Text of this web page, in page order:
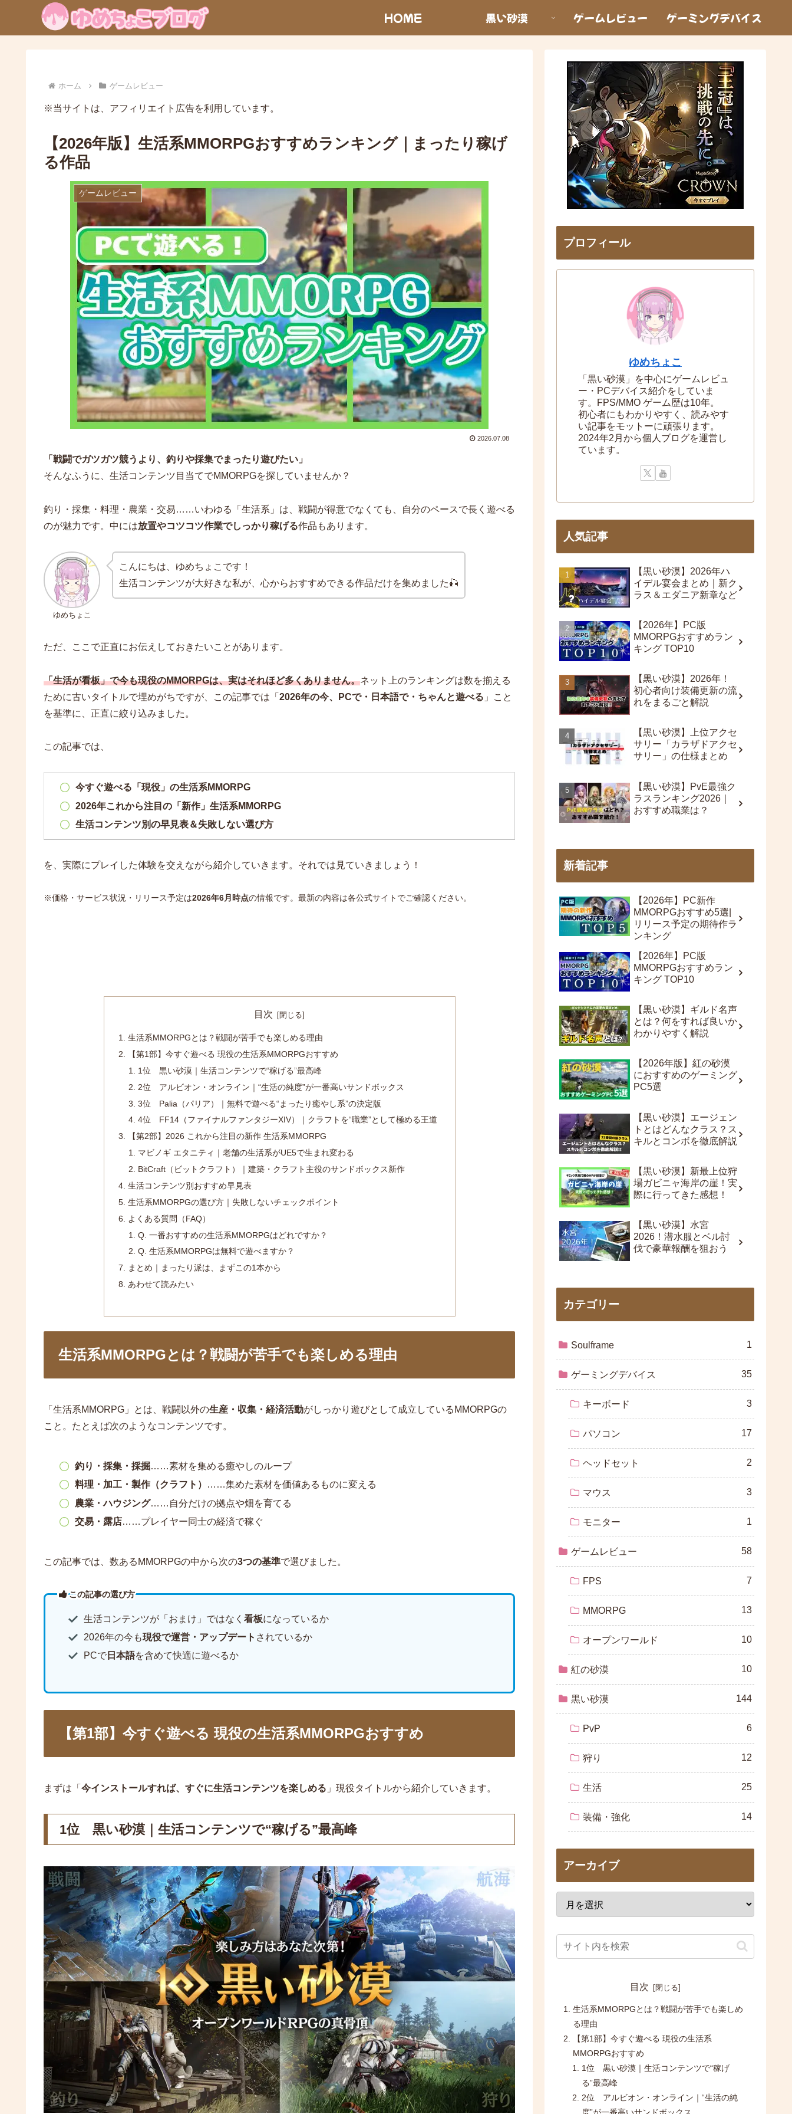
HOME 黒い砂漠 ゲームレビュー ゲーミングデバイス
ホーム ゲームレビュー
※当サイトは、アフィリエイト広告を利用しています。
【2026年版】生活系MMORPGおすすめランキング｜まったり稼げ
る作品
ゲームレビュー
2026.07.08
「戦闘でガツガツ競うより、釣りや採集でまったり遊びたい」
そんなふうに、生活コンテンツ目当てでMMORPGを探していませんか？
釣り・採集・料理・農業・交易……いわゆる「生活系」は、戦闘が得意でなくても、自分のペースで長く遊べる
のが魅力です。中には放置やコツコツ作業でしっかり稼げる作品もあります。
ゆめちょこ
こんにちは、ゆめちょこです！
生活コンテンツが大好きな私が、心からおすすめできる作品だけを集めました🎣
ただ、ここで正直にお伝えしておきたいことがあります。
「生活が看板」で今も現役のMMORPGは、実はそれほど多くありません。ネット上のランキングは数を揃える
ために古いタイトルで埋めがちですが、この記事では「 2026年の今、PCで・日本語で・ちゃんと遊べる 」こと
を基準に、正直に絞り込みました。
この記事では、
今すぐ遊べる「現役」の生活系MMORPG
2026年これから注目の「新作」生活系MMORPG
生活コンテンツ別の早見表＆失敗しない選び方
を、実際にプレイした体験を交えながら紹介していきます。それでは見ていきましょう！
※価格・サービス状況・リリース予定は2026年6月時点の情報です。最新の内容は各公式サイトでご確認ください。
目次
生活系MMORPGとは？戦闘が苦手でも楽しめる理由
【第1部】今すぐ遊べる 現役の生活系MMORPGおすすめ
1位 黒い砂漠｜生活コンテンツで“稼げる”最高峰
2位 アルビオン・オンライン｜“生活の純度”が一番高いサンドボックス
3位 Palia（パリア）｜無料で遊べる“まったり癒やし系”の決定版
4位 FF14（ファイナルファンタジーXIV）｜クラフトを“職業”として極める王道
【第2部】2026 これから注目の新作 生活系MMORPG
マビノギ エタニティ｜老舗の生活系がUE5で生まれ変わる
BitCraft（ビットクラフト）｜建築・クラフト主役のサンドボックス新作
生活コンテンツ別おすすめ早見表
生活系MMORPGの選び方｜失敗しないチェックポイント
よくある質問（FAQ）
Q. 一番おすすめの生活系MMORPGはどれですか？
Q. 生活系MMORPGは無料で遊べますか？
まとめ｜まったり派は、まずこの1本から
あわせて読みたい
生活系MMORPGとは？戦闘が苦手でも楽しめる理由
「生活系MMORPG」とは、戦闘以外の生産・収集・経済活動がしっかり遊びとして成立しているMMORPGの
こと。たとえば次のようなコンテンツです。
釣り・採集・採掘……素材を集める癒やしのループ
料理・加工・製作（クラフト）
……集めた素材を価値あるものに変える
農業・ハウジング……自分だけの拠点や畑を育てる
交易・露店……プレイヤー同士の経済で稼ぐ
この記事では、数あるMMORPGの中から次の3つの基準で選びました。
この記事の選び方
生活コンテンツが「おまけ」ではなく 看板になっているか
2026年の今も現役で運営・アップデート されているか
PCで日本語を含めて快適に遊べるか
【第1部】今すぐ遊べる 現役の生活系MMORPGおすすめ
まずは「 今インストールすれば、すぐに生活コンテンツを楽しめる 」現役タイトルから紹介していきます。
1位 黒い砂漠｜生活コンテンツで“稼げる”最高峰
プロフィール
ゆめちょこ
「黒い砂漠」を中心にゲームレビュ
ー・PCデバイス紹介をしていま
す。FPS/MMO ゲーム歴は10年。
初心者にもわかりやすく、読みやす
い記事をモットーに頑張ります。
2024年2月から個人ブログを運営し
ています。
人気記事
【黒い砂漠】2026年ハ
イデル宴会まとめ｜新ク
ラス＆エダニア新章など
【2026年】PC版
MMORPGおすすめラン
キング TOP10
【黒い砂漠】2026年！
初心者向け装備更新の流
れをまるごと解説
【黒い砂漠】上位アクセ
サリー「カラザドアクセ
サリー」の仕様まとめ
【黒い砂漠】PvE最強ク
ラスランキング2026｜
おすすめ職業は？
新着記事
【2026年】PC新作
MMORPGおすすめ5選|
リリース予定の期待作ラ
ンキング
【2026年】PC版
MMORPGおすすめラン
キング TOP10
【黒い砂漠】ギルド名声
とは？何をすれば良いか
わかりやすく解説
【2026年版】紅の砂漠
におすすめのゲーミング
PC5選
【黒い砂漠】エージェン
トとはどんなクラス？ス
キルとコンボを徹底解説
【黒い砂漠】新最上位狩
場ガビニャ海岸の崖！実
際に行ってきた感想！
【黒い砂漠】水宮
2026！潜水服とベル討
伐で豪華報酬を狙おう
カテゴリー
Soulframe 1
ゲーミングデバイス 35
キーボード 3
パソコン 17
ヘッドセット 2
マウス 3
モニター 1
ゲームレビュー 58
FPS 7
MMORPG 13
オープンワールド 10
紅の砂漠 10
黒い砂漠 144
PvP 6
狩り 12
生活 25
装備・強化 14
アーカイブ
目次
生活系MMORPGとは？戦闘が苦手でも楽しめ
る理由
【第1部】今すぐ遊べる 現役の生活系
MMORPGおすすめ
1位 黒い砂漠｜生活コンテンツで“稼げ
る”最高峰
2位 アルビオン・オンライン｜“生活の純
度”が一番高いサンドボックス